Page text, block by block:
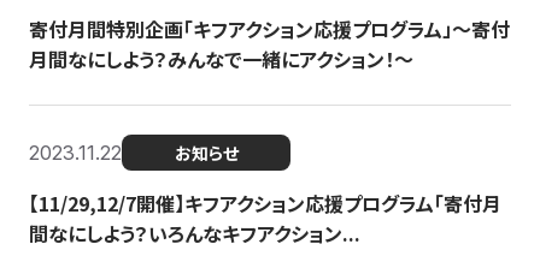
寄付月間特別企画「キフアクション応援プログラム」〜寄付
月間なにしよう？みんなで一緒にアクション！〜
2023.11.22 お知らせ
【11/29,12/7開催】キフアクション応援プログラム「寄付月
間なにしよう？いろんなキフアクション...